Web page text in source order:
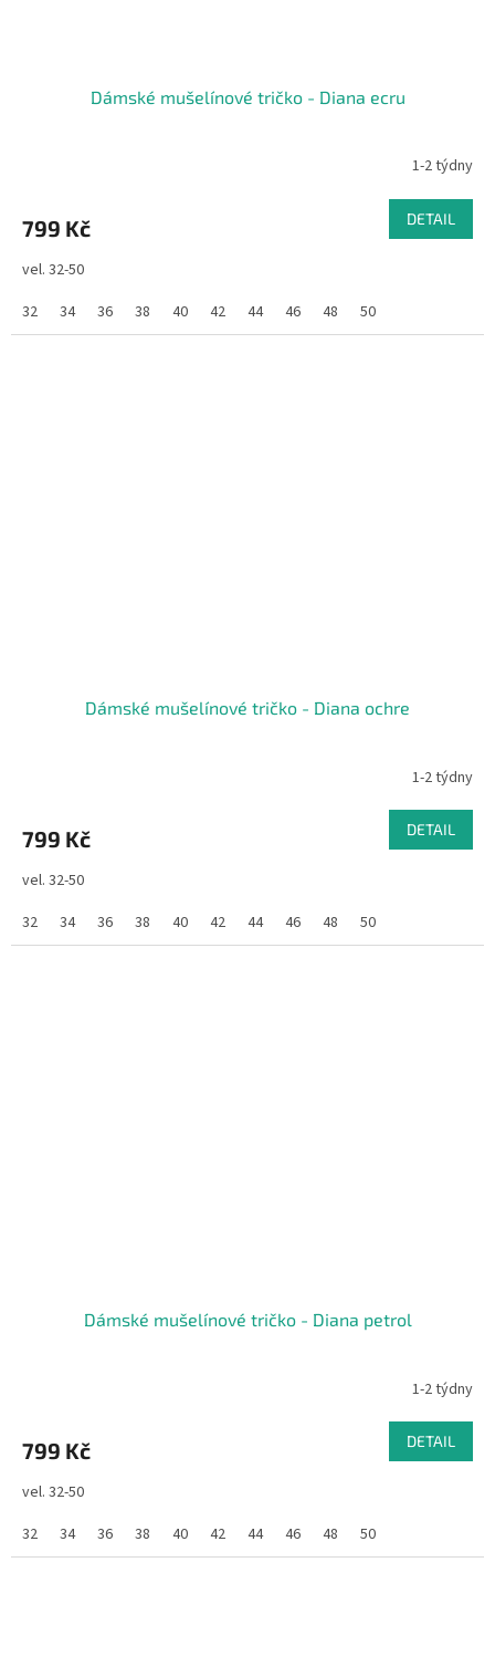
Dámské mušelínové tričko - Diana ecru
1-2 týdny
799 Kč DETAIL
vel. 32-50
32
34 36 38 40 42 44 46 48 50
Dámské mušelínové tričko - Diana ochre
1-2 týdny
799 Kč DETAIL
vel. 32-50
32
34 36 38 40 42 44 46 48 50
Dámské mušelínové tričko - Diana petrol
1-2 týdny
799 Kč DETAIL
vel. 32-50
32
34 36 38 40 42 44 46 48 50